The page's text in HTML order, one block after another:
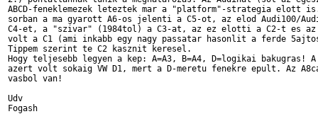
ABCD-feneklemezek leteztek mar a "platform"-strategia elott
sorban a ma gyarott A6-os jelenti a C5-ot, az elod Audi100/
C4-et, a "szivar" (1984tol) a C3-at, az ez elotti a C2-t es az
volt a C1 (ami inkabb egy nagy passatar hasonlit a ferde
Tippem szerint te C2 kasznit keresel.
Hogy teljesebb legyen a kep: A=A3, B=A4, D=logikai bakugras! A
azert volt sokaig VW D1, mert a D-meretu fenekre epult. Az
vasbol van!
Udv
Fogash